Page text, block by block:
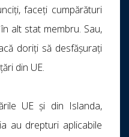
faceți cumpărături
alt stat membru. Sau,
doriți să desfășurați
din UE.
UE și din Islanda,
au drepturi aplicabile